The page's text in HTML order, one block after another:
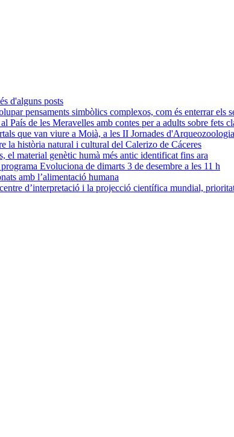
d'alguns posts
pensaments simbòlics complexos, com és enterrar els
de les Meravelles amb contes per a adults sobre fets
que van viure a Moià, a les II Jornades
la història natural i cultural del Calerizo de Cáceres
material genètic humà més antic identificat fins ara
Evoluciona de dimarts 3 de desembre a les 11 h
amb l’alimentació humana
d’interpretació i la projecció científica mundial,